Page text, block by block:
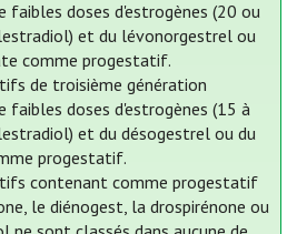
faibles doses d'estrogènes (20 ou
et du lévonorgestrel ou
comme progestatif.
de troisième génération
faibles doses d'estrogènes (15 à
et du désogestrel ou du
progestatif.
contenant comme progestatif
le diénogest, la drospirénone ou